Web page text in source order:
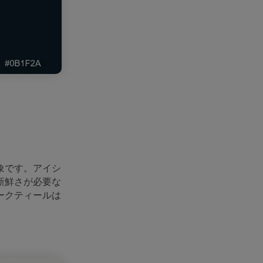
です。アイシ
鮮さが必要な
クティールは